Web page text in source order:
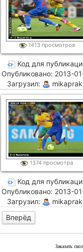
1413 просмотров
Код для
Опубликовано: 2013-
Загрузил:
1374 просмотра
Код для
Опубликовано: 2013-
Загрузил:
Вперёд
Заказать